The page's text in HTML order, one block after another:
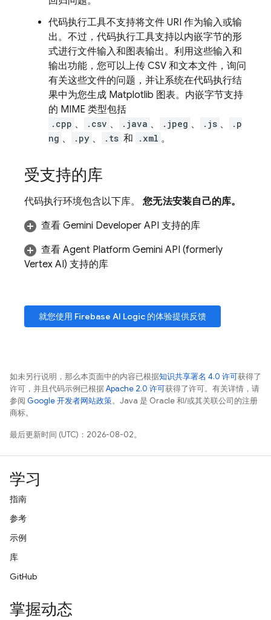
代码执行工具不支持将文件 URI 作为输入或输
出。不过，代码执行工具支持以内嵌字节的形
式进行文件输入和图表输出。利用这些输入和
输出功能，您可以上传 CSV 和文本文件，询问
有关这些文件的问题，并让系统在代码执行结
果中为您生成 Matplotlib 图表。内嵌字节支持
的 MIME 类型包括
.cpp 、 .csv 、 .java 、 .jpeg 、 .js 、
.p
ng 、 .py 、 .ts 和 .xml 。
受支持的库
代码执行环境包含以下库。 您无法安装自己的库。
查看 Gemini Developer API 支持的库
查看 Agent Platform Gemini API (formerly
Vertex AI) 支持的库
就您使用 Firebase AI Logic 的体验提供反馈
如未另行说明，那么本页面中的内容已根据知识共享署名 4.0 许可获得了
许可，并且代码示例已根据Apache 2.0 许可获得了许可。有关详情，请
参阅 Google 开发者网站政策。Java 是 Oracle 和/或其关联公司的注册
商标。
最后更新时间 (UTC)：2026-08-02。
学习
指南
参考
示例
库
GitHub
掌握动态